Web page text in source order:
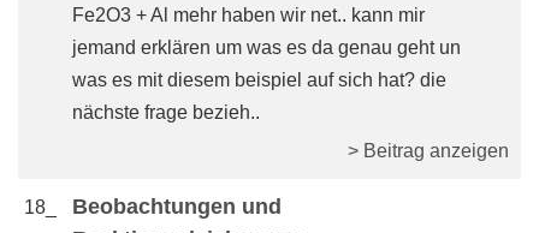
Fe2O3 + Al mehr haben wir net.. kann mir
jemand erklären um was es da genau geht un
was es mit diesem beispiel auf sich hat? die
nächste frage bezieh..
> Beitrag anzeigen
18_
Beobachtungen und